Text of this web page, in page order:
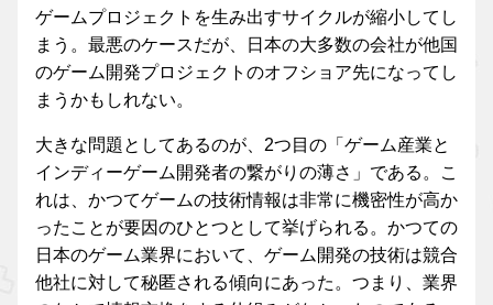
ゲームプロジェクトを生み出すサイクルが縮小してし
まう。最悪のケースだが、日本の大多数の会社が他国
のゲーム開発プロジェクトのオフショア先になってし
まうかもしれない。
大きな問題としてあるのが、2つ目の「ゲーム産業と
インディーゲーム開発者の繋がりの薄さ」である。こ
れは、かつてゲームの技術情報は非常に機密性が高か
ったことが要因のひとつとして挙げられる。かつての
日本のゲーム業界において、ゲーム開発の技術は競合
他社に対して秘匿される傾向にあった。つまり、業界